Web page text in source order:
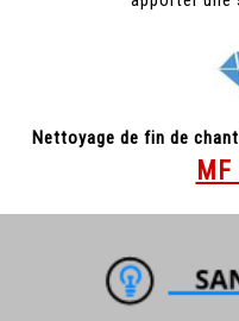
Nettoyage de fin de